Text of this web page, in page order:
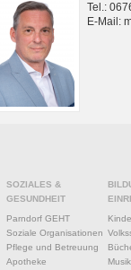
Tel.:
E-Mail:
SOZIALES &
GESUNDHEIT
Parndorf GEHT
Soziale Organisationen
Pflege und Betreuung
Apotheke